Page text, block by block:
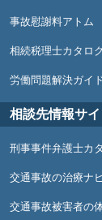
事故慰謝料アトム
相続税理士カタロ
労働問題解決ガイ
相談先情報サイ
刑事事件弁護士カ
交通事故の治療ナ
交通事故被害者の